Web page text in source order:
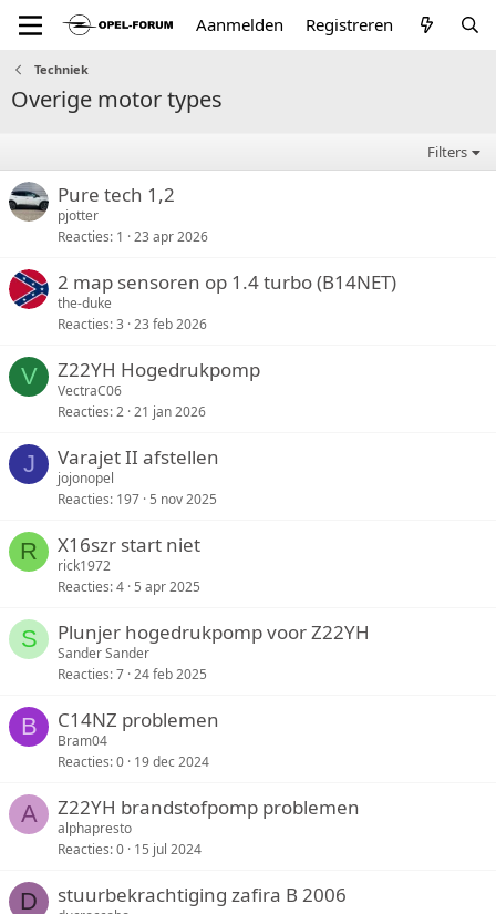
Aanmelden Registreren
Techniek
Overige motor types
Filters
Pure tech 1,2
pjotter
Reacties 1 23 apr 2026
2 map sensoren op 1.4 turbo (B14NET)
the-duke
Reacties 3 23 feb 2026
V Z22YH Hogedrukpomp
VectraC06
Reacties 2 21 jan 2026
J Varajet II afstellen
jojonopel
Reacties 197 5 nov 2025
R X16szr start niet
rick1972
Reacties 4 5 apr 2025
S Plunjer hogedrukpomp voor Z22YH
Sander Sander
Reacties 7 24 feb 2025
B C14NZ problemen
Bram04
Reacties 0 19 dec 2024
A Z22YH brandstofpomp problemen
alphapresto
Reacties 0 15 jul 2024
D stuurbekrachtiging zafira B 2006